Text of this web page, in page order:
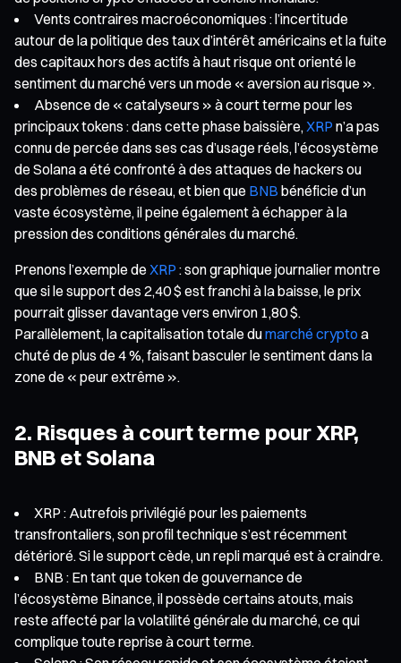
Vents contraires macroéconomiques : l’incertitude
autour de la politique des taux d’intérêt américains et la fuite
des capitaux hors des actifs à haut risque ont orienté le
sentiment du marché vers un mode « aversion au risque ».
Absence de « catalyseurs » à court terme pour les
principaux tokens : dans cette phase baissière, XRP n’a pas
connu de percée dans ses cas d’usage réels, l’écosystème
de Solana a été confronté à des attaques de hackers ou
des problèmes de réseau, et bien que BNB bénéficie d’un
vaste écosystème, il peine également à échapper à la
pression des conditions générales du marché.
Prenons l’exemple de XRP : son graphique journalier montre
que si le support des 2,40 $ est franchi à la baisse, le prix
pourrait glisser davantage vers environ 1,80 $.
Parallèlement, la capitalisation totale dumarché cryptoa
chuté de plus de 4 %, faisant basculer le sentiment dans la
zone de « peur extrême ».
2. Risques à court terme pour XRP,
BNB et Solana
XRP : Autrefois privilégié pour les paiements
transfrontaliers, son profil technique s’est récemment
détérioré. Si le support cède, un repli marqué est à craindre.
BNB : En tant que token de gouvernance de
l’écosystème Binance, il possède certains atouts, mais
reste affecté par la volatilité générale du marché, ce qui
complique toute reprise à court terme.